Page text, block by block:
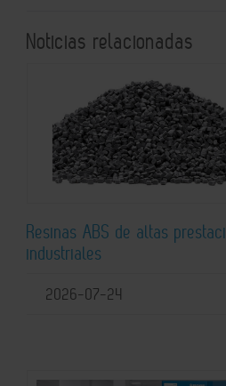
Noticias relacionadas
Resinas ABS de altas
industriales
2026-07-24